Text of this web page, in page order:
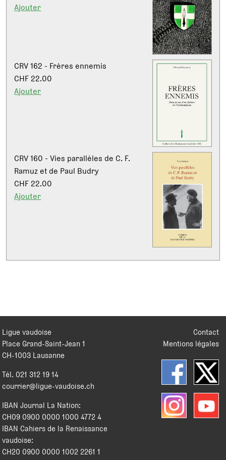
Ajouter
CRV 162 - Frères ennemis
CHF 22.00
Ajouter
CRV 160 - Vies parallèles de C. F.
Ramuz et de Paul Budry
CHF 22.00
Ajouter
Contact
Mentions légales
Ligue vaudoise
Place Grand-Saint-Jean 1
CH-1003 Lausanne
Tél. 021 312 19 14
courrier@ligue-vaudoise.ch
IBAN Journal La Nation:
CH09 0900 0000 1000 4772 4
IBAN Cahiers de la Renaissance
vaudoise:
CH20 0900 0000 1002 2261 1